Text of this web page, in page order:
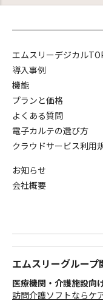
エムスリーデジカル
導入事例
機能
プランと価格
よくある質問
電子カルテの選び方
クラウドサービス利用
お知らせ
会社概要
エムスリーグループ
医療機関・介護施設向
訪問介護ソフトならケ